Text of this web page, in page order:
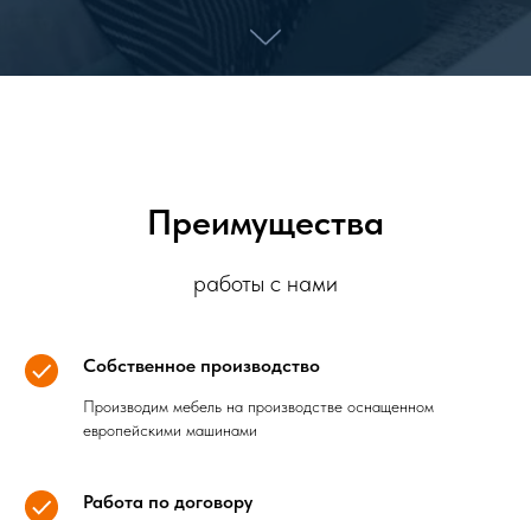
Преимущества
работы с нами
Собственное производство
Производим мебель на производстве оснащенном
европейскими машинами
Работа по договору